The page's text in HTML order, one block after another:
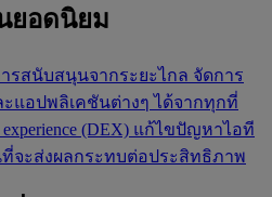
ยอดนิยม
รสนับสนุนจากระยะไกล จัดการ
แอปพลิเคชันต่างๆ ได้จากทุกที่
(DEX) แก้ไขปัญหาไอที
ที่จะส่งผลกระทบต่อประสิทธิภาพ